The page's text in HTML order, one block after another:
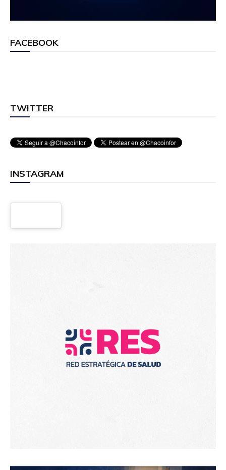
FACEBOOK
TWITTER
INSTAGRAM